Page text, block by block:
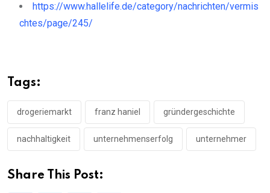
https://www.hallelife.de/category/nachrichten/vermis
chtes/page/245/
Tags:
drogeriemarkt franz haniel gründergeschichte
nachhaltigkeit unternehmenserfolg unternehmer
Share This Post: